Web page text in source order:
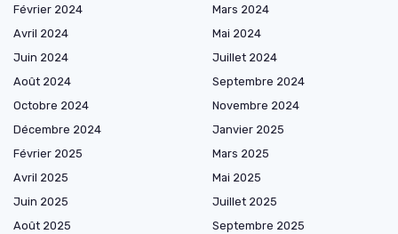
Février 2024
Mars 2024
Avril 2024
Mai 2024
Juin 2024
Juillet 2024
Août 2024
Septembre 2024
Octobre 2024
Novembre 2024
Décembre 2024
Janvier 2025
Février 2025
Mars 2025
Avril 2025
Mai 2025
Juin 2025
Juillet 2025
Août 2025
Septembre 2025